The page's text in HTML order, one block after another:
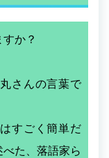
か？
さんの言葉で
すごく簡単だ
た、落語家ら